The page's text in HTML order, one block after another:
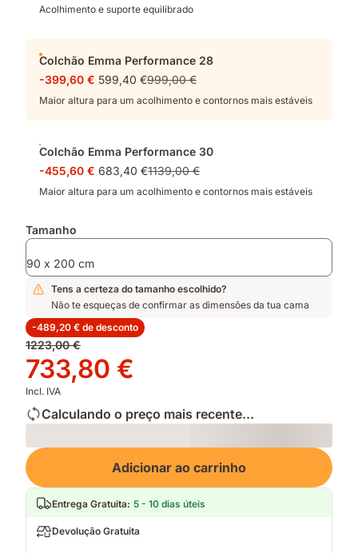
Acolhimento e suporte equilibrado
Colchão Emma Performance 28
-399,60 € 599,40 €999,00 €
Maior altura para um acolhimento e contornos mais estáveis
Colchão Emma Performance 30
-455,60 € 683,40 €1139,00 €
Maior altura para um acolhimento e contornos mais estáveis
Tamanho
90 x 200 cm
Tens a certeza do tamanho escolhido?
Não te esqueças de confirmar as dimensões da tua cama
-489,20 € de desconto
Preço
original
1223,00 €
1223,00 €
Preço
733,80 €
733,80 €
Incl. IVA
Calculando o preço mais recente...
Loading
Adicionar ao carrinho
Entrega Gratuita: 5 - 10 dias úteis
Devolução Gratuita